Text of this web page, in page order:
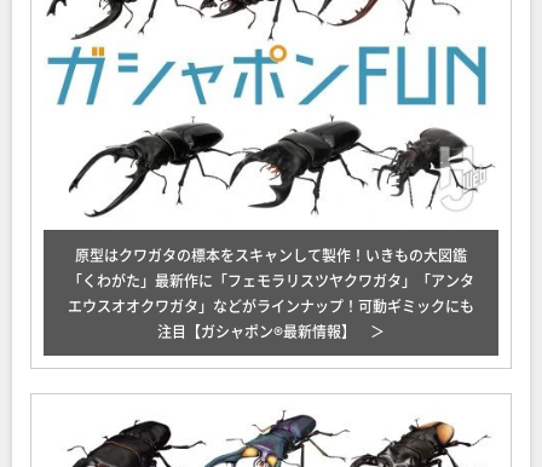
原型はクワガタの標本をスキャンして製作！いきもの大図鑑
「くわがた」最新作に「フェモラリスツヤクワガタ」「アンタ
エウスオオクワガタ」などがラインナップ！可動ギミックにも
注目【ガシャポン®最新情報】